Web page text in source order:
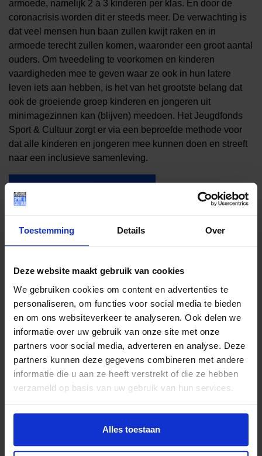
Toestemming Details Over
Deze website maakt gebruik van cookies
We gebruiken cookies om content en advertenties te
personaliseren, om functies voor social media te bieden
en om ons websiteverkeer te analyseren. Ook delen we
informatie over uw gebruik van onze site met onze
partners voor social media, adverteren en analyse. Deze
partners kunnen deze gegevens combineren met andere
informatie die u aan ze heeft verstrekt of die ze hebben
verzameld op basis van uw gebruik van hun services.
Alles toestaan
armoede, namelijk 2 á 3 kinderen per klas. En door de
coronacrisis worden dit er steeds meer. De verwachting is
dat veel mensen hun baan zullen kwijt raken en in
armoede terecht zullen komen, waaronder een groot aantal
ouders. Om tweedeling te voorkomen en kinderen
vaardigheden mee te geven waar ze ook in hun latere
leven iets aan hebben, is het van het grootste belang dat
ook de groeiende groep kinderen en jongeren uit
minimagezinnen kan (blijven) meedoen. Het Jeugdfonds
Sport & Cultuur zorgt er via een beproefde methode voor
dat alle kinderen en jongeren mee kunnen doen en streeft
naar een inclusieve samenleving.
Aansluiten als gemeente
Benieuwd naar wat het Jeugdfonds Sport & Cultuur Zuid-
Holland heeft bereikt in 2020? Bekijk de factsheet:
Factsheet – Jeugdfonds Sport & Cultuur
Zuid-Holland 2020
Lees meer nieuws
Deel dit bericht op social media!